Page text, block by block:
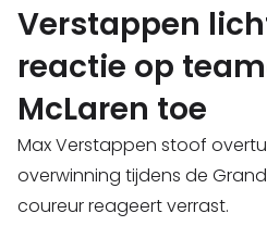
Verstappen
reactie op
McLaren toe
Max Verstappen stoof
overwinning tijdens de Grand
coureur reageert verrast.